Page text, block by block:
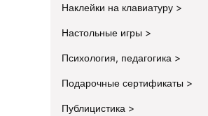
Наклейки на клавиатуру
Настольные игры
Психология, педагогика
Подарочные сертификаты
Публицистика